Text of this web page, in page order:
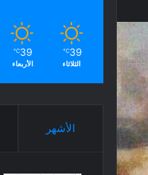
39
℃
الثلاثاء
39
℃
الأربعاء
الأشهر